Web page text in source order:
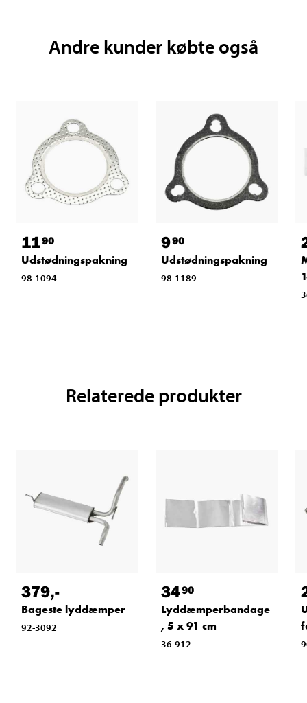
Andre kunder købte også
1190
Udstødningspakning
98-1094
990
Udstødningspakning
98-1189
Relaterede produkter
379,-
Bageste lyddæmper
92-3092
3490
Lyddæmperbandage
, 5 x 91 cm
36-912